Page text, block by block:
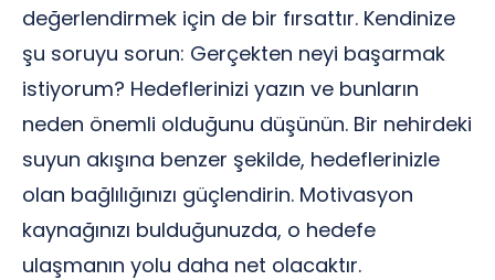
değerlendirmek için de bir fırsattır. Kendinize
şu soruyu sorun: Gerçekten neyi başarmak
istiyorum? Hedeflerinizi yazın ve bunların
neden önemli olduğunu düşünün. Bir nehirdeki
suyun akışına benzer şekilde, hedeflerinizle
olan bağlılığınızı güçlendirin. Motivasyon
kaynağınızı bulduğunuzda, o hedefe
ulaşmanın yolu daha net olacaktır.